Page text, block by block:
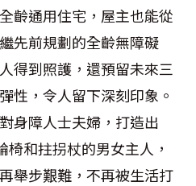
齡通用住宅，屋主也能從
先前規劃的全齡無障礙
得到照護，還預留未來三
性，令人留下深刻印象。
身障人士夫婦，打造出
和拄拐杖的男女主人，
舉步艱難，不再被生活打